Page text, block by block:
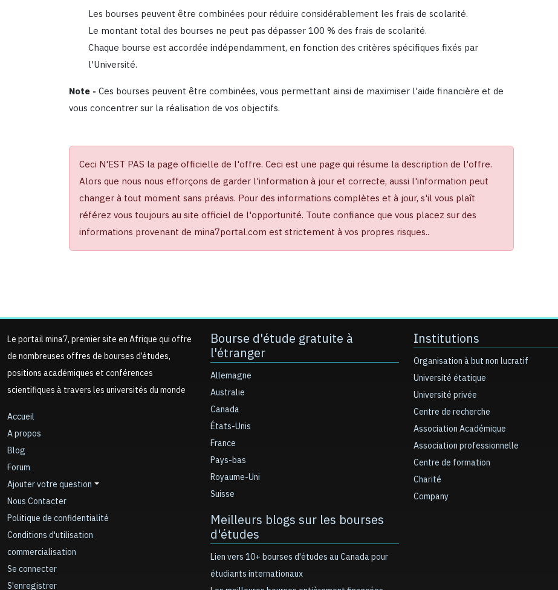
Les bourses peuvent être combinées pour réduire considérablement les frais de scolarité.
Le montant total des bourses ne peut pas dépasser 100 % des frais de scolarité.
Chaque bourse est accordée indépendamment, en fonction des critères spécifiques fixés par
l'Université.
Note - Ces bourses peuvent être combinées, vous permettant ainsi de maximiser l'aide financière et de
vous concentrer sur la réalisation de vos objectifs.
Ceci N'EST PAS la page officielle de l'offre. Ceci est une page qui résume la description de l'offre.
Alors que nous nous efforçons de garder l'information à jour et correcte, aussi l'information peut
changer à tout moment sans préavis. Pour des informations complètes et à jour, s'il vous plaît
référez vous toujours au site officiel de l'opportunité. Toute confiance que vous placez sur des
informations provenant de mina7portal.com est strictement à vos propres risques..
Le portail mina7, premier site en Afrique qui offre
de nombreuses offres de bourses d’études,
positions académiques et conférences
scientifiques à travers les universités du monde
Accueil
A propos
Blog
Forum
Ajouter votre question
Nous Contacter
Politique de confidentialité
Conditions d'utilisation
commercialisation
Se connecter
S'enregistrer
Bourse d'étude gratuite à
l'étranger
Allemagne
Australie
Canada
États-Unis
France
Pays-bas
Royaume-Uni
Suisse
Meilleurs blogs sur les bourses
d'études
Lien vers 10+ bourses d'études au Canada pour
étudiants internationaux
Institutions
Organisation à but non lucratif
Université étatique
Université privée
Centre de recherche
Association Académique
Association professionnelle
Centre de formation
Charité
Company